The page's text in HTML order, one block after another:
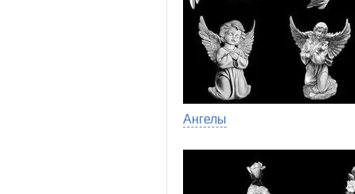
Ангелы